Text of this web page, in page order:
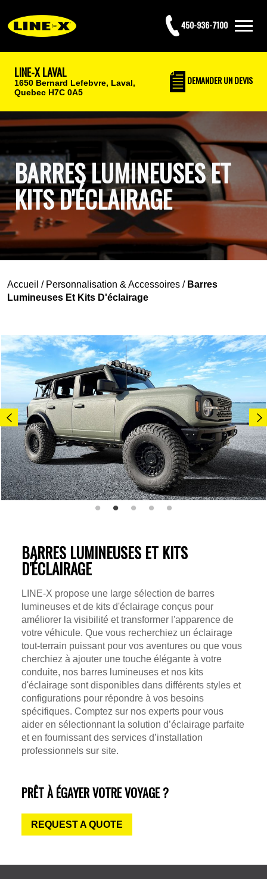
450-936-7100
LINE-X LAVAL
1650 Bernard Lefebvre, Laval,
Quebec H7C 0A5
DEMANDER UN DEVIS
BARRES LUMINEUSES ET
KITS D'ÉCLAIRAGE
Accueil / Personnalisation & Accessoires / Barres
Lumineuses Et Kits D'éclairage
BARRES LUMINEUSES ET KITS
D'ÉCLAIRAGE
LINE-X propose une large sélection de barres
lumineuses et de kits d'éclairage conçus pour
améliorer la visibilité et transformer l'apparence de
votre véhicule. Que vous recherchiez un éclairage
tout-terrain puissant pour vos aventures ou que vous
cherchiez à ajouter une touche élégante à votre
conduite, nos barres lumineuses et nos kits
d'éclairage sont disponibles dans différents styles et
configurations pour répondre à vos besoins
spécifiques. Comptez sur nos experts pour vous
aider en sélectionnant la solution d’éclairage parfaite
et en fournissant des services d’installation
professionnels sur site.
PRÊT À ÉGAYER VOTRE VOYAGE ?
REQUEST A QUOTE